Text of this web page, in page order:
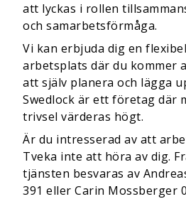
att lyckas i rollen
och samarbetsförmåga.
Vi kan erbjuda dig en
arbetsplats där du kommer
att själv planera och lägga
Swedlock är ett företag där
trivsel värderas högt.
Är du intresserad av att
Tveka inte att höra av dig.
tjänsten besvaras av
391 eller Carin Mossberger